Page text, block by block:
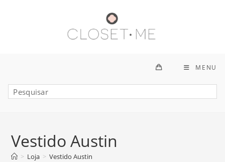
MENU
Vestido Austin
> Loja > Vestido Austin